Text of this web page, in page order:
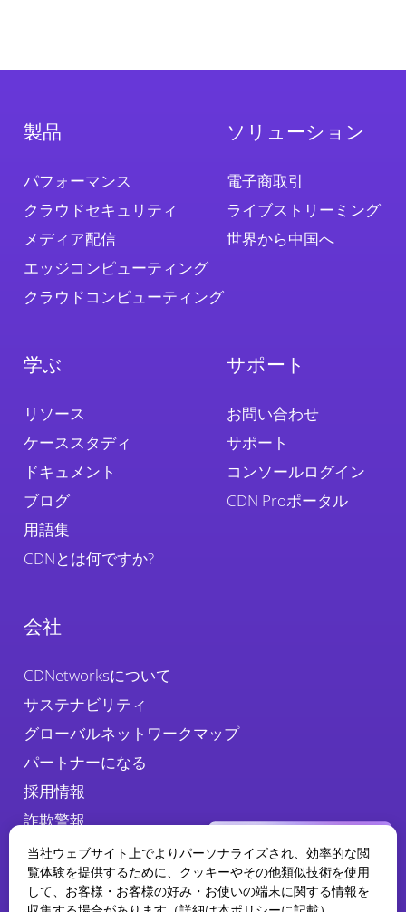
製品
パフォーマンス
クラウドセキュリティ
メディア配信
エッジコンピューティング
クラウドコンピューティング
ソリューション
電子商取引
ライブストリーミング
世界から中国へ
学ぶ
リソース
ケーススタディ
ドキュメント
ブログ
用語集
CDNとは何ですか?
サポート
お問い合わせ
サポート
コンソールログイン
CDN Proポータル
会社
CDNetworksについて
サステナビリティ
グローバルネットワークマップ
パートナーになる
採用情報
詐欺警報
当社ウェブサイト上でよりパーソナライズされ、効率的な閲
覧体験を提供するために、クッキーやその他類似技術を使用
して、お客様・お客様の好み・お使いの端末に関する情報を